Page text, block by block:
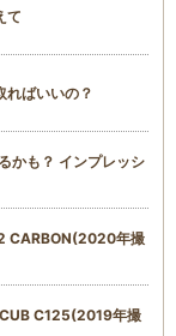
て
ればいいの？
かも？ インプレッシ
CARBON(2020年撮
C125(2019年撮